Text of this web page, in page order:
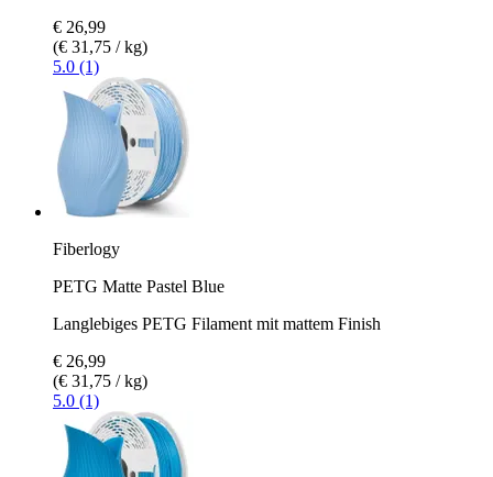
€ 26,99
(€ 31,75 / kg)
5.0 (1)
Fiberlogy
PETG Matte Pastel Blue
Langlebiges PETG Filament mit mattem Finish
€ 26,99
(€ 31,75 / kg)
5.0 (1)